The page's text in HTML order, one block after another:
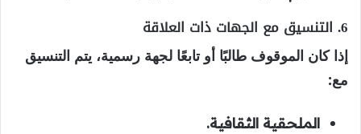
6. التنسيق مع الجهات ذات العلاقة
إذا كان الموقوف طالبًا أو تابعًا لجهة رسمية، يتم التنسيق
مع:
الملحقية الثقافية.